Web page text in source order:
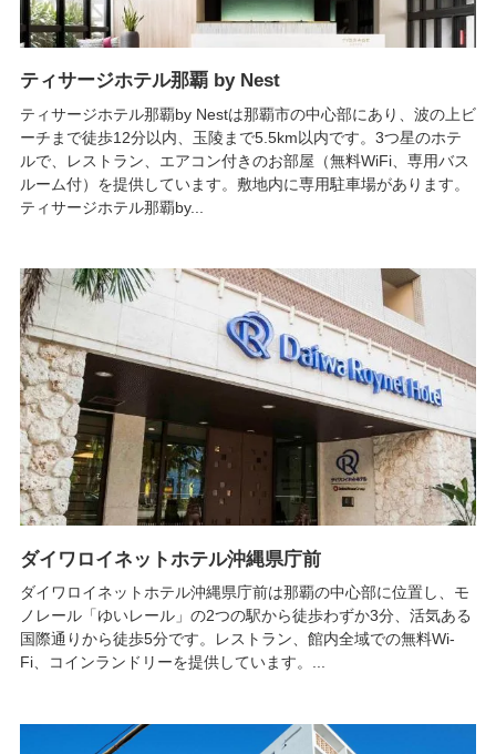
ティサージホテル那覇 by Nest
ティサージホテル那覇by Nestは那覇市の中心部にあり、波の上ビ
ーチまで徒歩12分以内、玉陵まで5.5km以内です。3つ星のホテ
ルで、レストラン、エアコン付きのお部屋（無料WiFi、専用バス
ルーム付）を提供しています。敷地内に専用駐車場があります。
ティサージホテル那覇by...
ダイワロイネットホテル沖縄県庁前
ダイワロイネットホテル沖縄県庁前は那覇の中心部に位置し、モ
ノレール「ゆいレール」の2つの駅から徒歩わずか3分、活気ある
国際通りから徒歩5分です。レストラン、館内全域での無料Wi-
Fi、コインランドリーを提供しています。...